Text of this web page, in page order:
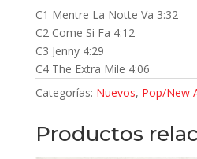
C1 Mentre La Notte Va 3:32
C2 Come Si Fa 4:12
C3 Jenny 4:29
C4 The Extra Mile 4:06
Categorías: Nuevos, Pop/New
Productos